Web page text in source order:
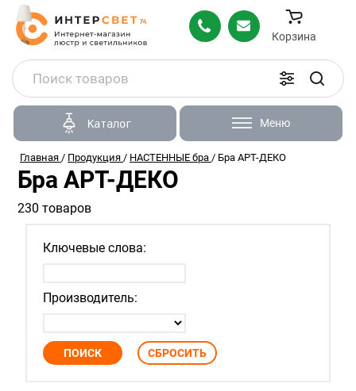
Корзина
Каталог Меню
Главная / Продукция / НАСТЕННЫЕ бра / Бра АРТ-ДЕКО
Бра АРТ-ДЕКО
230 товаров
Ключевые слова:
Производитель: